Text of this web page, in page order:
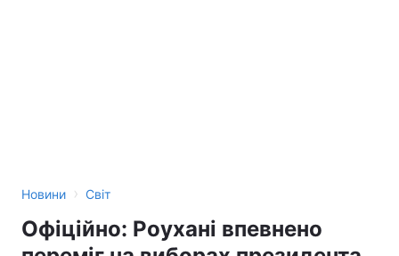
Новини › Світ
Офіційно: Роухані впевнено